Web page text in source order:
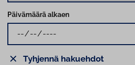
Päivämäärä alkaen
Tyhjennä hakuehdot